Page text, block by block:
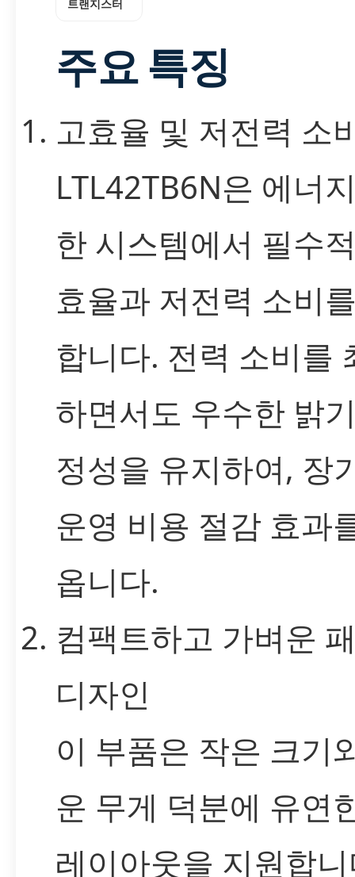
트랜지스터
주요 특징
고효율 및 저전력 소
LTL42TB6N은 에너
한 시스템에서 필수
효율과 저전력 소비
합니다. 전력 소비를
하면서도 우수한 밝
정성을 유지하여, 장
운영 비용 절감 효과
옵니다.
컴팩트하고 가벼운
디자인
이 부품은 작은 크기
운 무게 덕분에 유연
레이아웃을 지원합